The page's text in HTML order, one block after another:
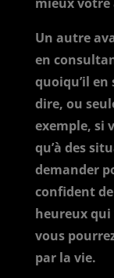
Un autre
en
quoiqu’il
dire, ou
exemple, si
qu’à des
demander
confident
heureux
vous
par la vie.